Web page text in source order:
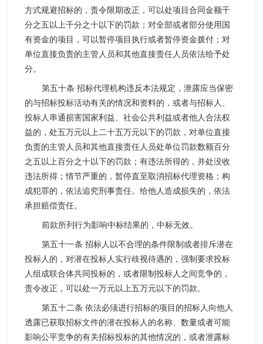
方式规避招标的，责令限期改正，可以处项目合同金额千
分之五以上千分之十以下的罚款；对全部或者部分使用国
有资金的项目，可以暂停项目执行或者暂停资金拨付；对
单位直接负责的主管人员和其他直接责任人员依法给予处
分。
第五十条 招标代理机构违反本法规定，泄露应当保密
的与招标投标活动有关的情况和资料的，或者与招标人、
投标人串通损害国家利益、社会公共利益或者他人合法权
益的，处五万元以上二十五万元以下的罚款，对单位直接
负责的主管人员和其他直接责任人员处单位罚款数额百分
之五以上百分之十以下的罚款；有违法所得的，并处没收
违法所得；情节严重的，暂停直至取消招标代理资格；构
成犯罪的，依法追究刑事责任。给他人造成损失的，依法
承担赔偿责任。
前款所列行为影响中标结果的，中标无效。
第五十一条 招标人以不合理的条件限制或者排斥潜在
投标人的，对潜在投标人实行歧视待遇的，强制要求投标
人组成联合体共同投标的，或者限制投标人之间竞争的，
责令改正，可以处一万元以上五万元以下的罚款。
第五十二条 依法必须进行招标的项目的招标人向他人
透露已获取招标文件的潜在投标人的名称、数量或者可能
影响公平竞争的有关招标投标的其他情况的，或者泄露标